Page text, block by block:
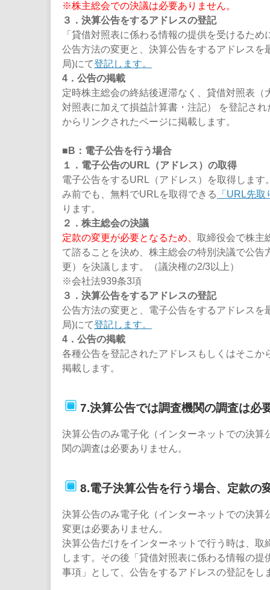
※株主総会での決議は必要ありません。
３．決算公告をするアドレスの登記
「貸借対照表に係わる情報の提供を受けるた
公告方法の変更と、決算公告をするアドレスを
局)にて登記します。
4．公告の掲載
定時株主総会の終結後遅滞なく、貸借対照表（
対照表に加えて損益計算書・注記） を登記さ
からリンクされたページに掲載します。
■B：電子公告を行う場合
１．電子公告のURL（アドレス）の取得
電子公告をするURL（アドレス）を取得します
み前でも、無料でURLを取得できる
「URL先
ります。
２．株主総会の決議
定款の変更が必要となるため、 取締役会で株主
て諮ることを決め、株主総会の特別決議で公告
更）を決議します。（議決権の2/3以上）
※会社法939条3項
３．決算公告をするアドレスの登記
公告方法の変更と、電子公告をするアドレスを
局)にて登記します。
4．公告の掲載
各種公告を登記されたアドレスもしくはそこか
掲載します。
7.決算公告では調査機関の調査は必
決算公告のみ電子化（インターネットでの決算
関の調査は必要ありません。
8.電子決算公告を行う場合、定款の
決算公告のみ電子化（インターネットでの決算
変更は必要ありません。
決算公告だけをインターネットで行う時は、取
します。その後「貸借対照表に係わる情報の提
事項」として、公告をするアドレスの登記をし